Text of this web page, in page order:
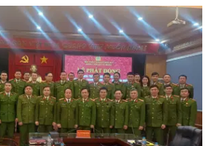
đề “Sách - Tri thức - Khát vọng phát
PGS.TS Trần Quang Huyên, Phó Giám
chủ trì chương trình.